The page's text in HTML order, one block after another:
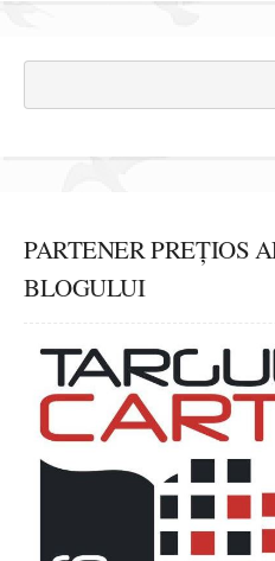
PARTENER PREȚIOS
BLOGULUI